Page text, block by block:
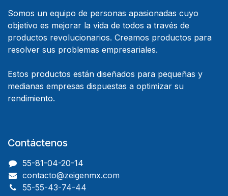
Somos un equipo de personas apasionadas cuyo
objetivo es mejorar la vida de todos a través de
productos revolucionarios. Creamos productos para
resolver sus problemas empresariales.
Estos productos están diseñados para pequeñas y
medianas empresas dispuestas a optimizar su
rendimiento.
Contáctenos
55-81-04-20-14
contacto@zeigenmx.com
55-55-43-74-44